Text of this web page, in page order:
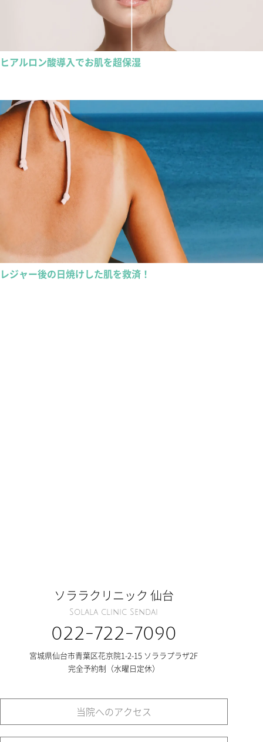
ヒアルロン酸導入でお肌を超保湿
レジャー後の日焼けした肌を救済！
ソララクリニック 仙台
Solala clinic Sendai
022-722-7090
宮城県仙台市青葉区花京院1-2-15 ソララプラザ2F
完全予約制（水曜日定休）
当院へのアクセス